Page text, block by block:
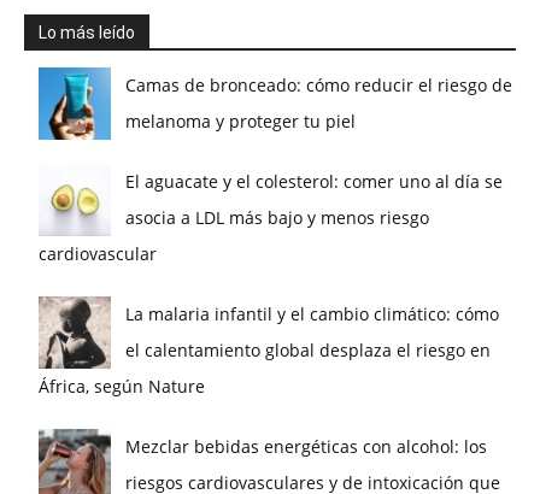
Lo más leído
Camas de bronceado: cómo reducir el riesgo de
melanoma y proteger tu piel
El aguacate y el colesterol: comer uno al día se
asocia a LDL más bajo y menos riesgo
cardiovascular
La malaria infantil y el cambio climático: cómo
el calentamiento global desplaza el riesgo en
África, según Nature
Mezclar bebidas energéticas con alcohol: los
riesgos cardiovasculares y de intoxicación que